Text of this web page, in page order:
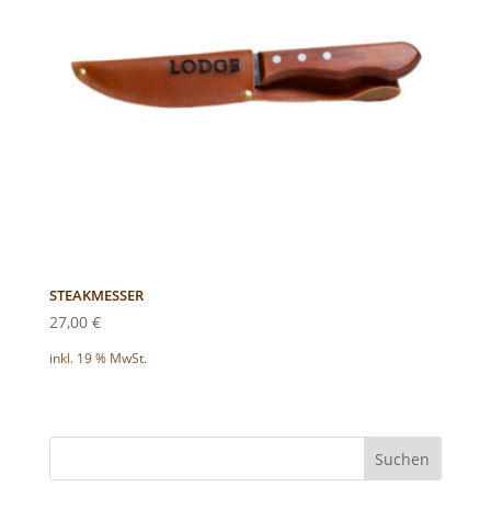
STEAKMESSER
27,00 €
inkl. 19 % MwSt.